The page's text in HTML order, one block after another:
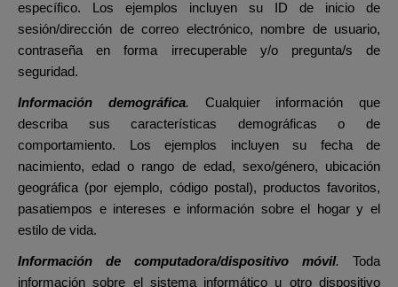
específico. Los ejemplos incluyen su ID de inicio de
sesión/dirección de correo electrónico, nombre de usuario,
contraseña en forma irrecuperable y/o pregunta/s de
seguridad.
Información demográfica. Cualquier información que
describa sus características demográficas o de
comportamiento. Los ejemplos incluyen su fecha de
nacimiento, edad o rango de edad, sexo/género, ubicación
geográfica (por ejemplo, código postal), productos favoritos,
pasatiempos e intereses e información sobre el hogar y el
estilo de vida.
Información de computadora/dispositivo móvil. Toda
información sobre el sistema informático u otro dispositivo